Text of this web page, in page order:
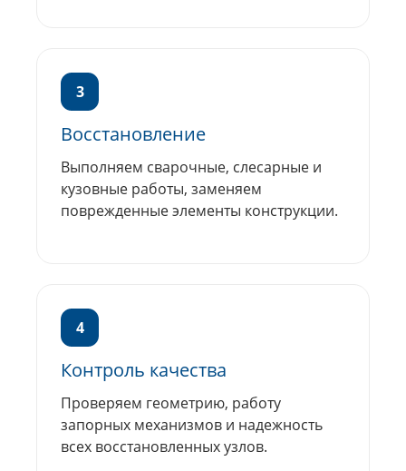
3
Восстановление
Выполняем сварочные, слесарные и
кузовные работы, заменяем
поврежденные элементы конструкции.
4
Контроль качества
Проверяем геометрию, работу
запорных механизмов и надежность
всех восстановленных узлов.